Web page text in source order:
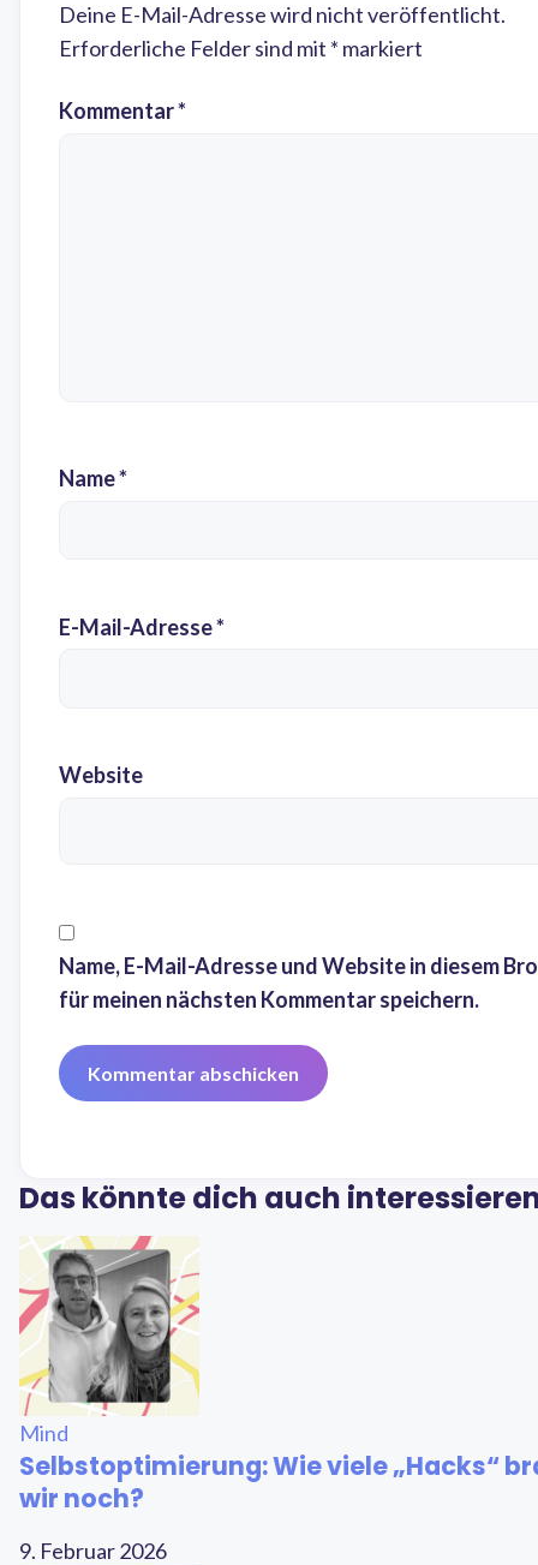
Deine E-Mail-Adresse wird nicht veröffentlicht.
Erforderliche Felder sind mit * markiert
Kommentar*
Name*
E-Mail-Adresse*
Website
Name, E-Mail-Adresse und Website in diesem
für meinen nächsten Kommentar speichern.
Das könnte dich auch
Mind
Selbstoptimierung: Wie viele „Hacks“
wir noch?
9. Februar 2026